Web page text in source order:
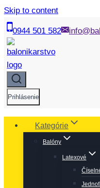
Skip to content
0944 501 582
Prihlásenie
Kategórie
Balóny
Latexové